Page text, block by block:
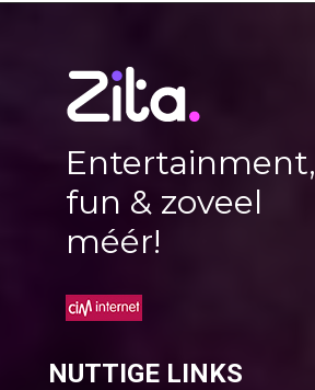
Entertainment,
fun & zoveel
méér!
NUTTIGE LINKS